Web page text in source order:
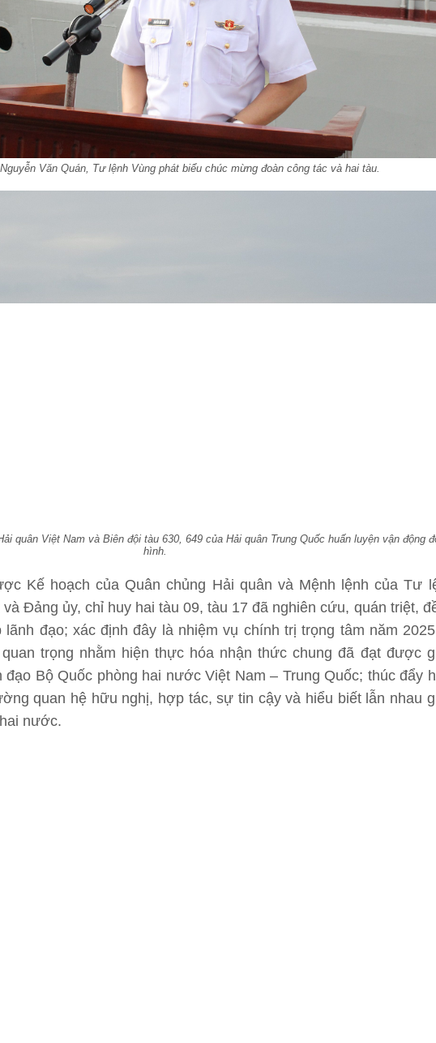
Văn Quán, Tư lệnh Vùng phát biểu chúc mừng đoàn công tác và hai tàu.
quân Việt Nam và Biên đội tàu 630, 649 của Hải quân Trung Quốc huấn luyện vận động
hình.
Kế hoạch của Quân chủng Hải quân và Mệnh lệnh của Tư
Đảng ủy, chỉ huy hai tàu 09, tàu 17 đã nghiên cứu, quán triệt,
đạo; xác định đây là nhiệm vụ chính trị trọng tâm năm
trọng nhằm hiện thực hóa nhận thức chung đã đạt được
đạo Bộ Quốc phòng hai nước Việt Nam – Trung Quốc; thúc đẩy
quan hệ hữu nghị, hợp tác, sự tin cậy và hiểu biết lẫn nhau
nước.